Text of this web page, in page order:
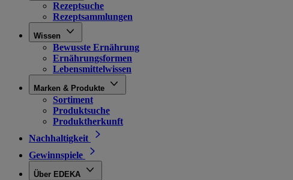
Rezeptsuche
Rezeptsammlungen
Wissen
Bewusste Ernährung
Ernährungsformen
Lebensmittelwissen
Marken & Produkte
Sortiment
Produktsuche
Produktherkunft
Nachhaltigkeit
Gewinnspiele
Über EDEKA